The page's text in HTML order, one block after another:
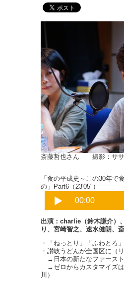
斎藤哲也さん 撮影：ササ
「食の平成史～この30年で
の」Part6（23'05"）
出演：charlie（鈴木謙介）
り、宮崎智之、速水健朗、
・「ねっとり」「ふわとろ
・讃岐うどんが全国区に（
→日本の新たなファース
→ゼロからカスタマイズは
川）